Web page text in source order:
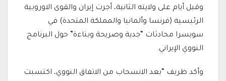
وقبل أيام على ولايته الثانية، أجرت إيران والقوى الاوروبية
الرئيسية (فرنسا وألمانيا والمملكة المتحدة) في
سويسرا محادثات “جدية وصريحة وبناءة” حول البرنامج
النووي الإيراني.
وأكد ظريف “بعد الانسحاب من الاتفاق النووي، اكتسبت